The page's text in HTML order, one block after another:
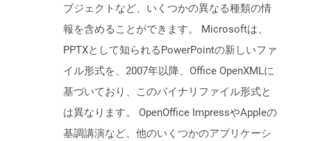
ブジェクトなど、いくつかの異なる種類の情
報を含めることができます。 Microsoftは、
PPTXとして知られるPowerPointの新しいファ
イル形式を、2007年以降、Office OpenXMLに
基づいており、このバイナリファイル形式と
は異なります。 OpenOffice ImpressやAppleの
基調講演など、他のいくつかのアプリケーシ